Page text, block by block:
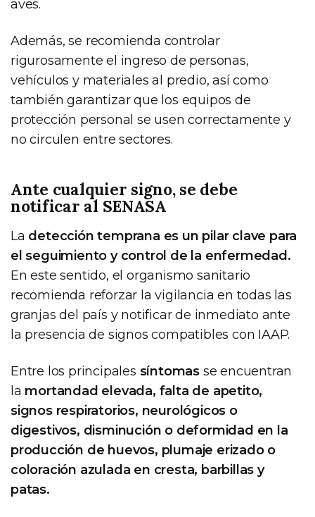
aves.
Además, se recomienda controlar
rigurosamente el ingreso de personas,
vehículos y materiales al predio, así como
también garantizar que los equipos de
protección personal se usen correctamente y
no circulen entre sectores.
Ante cualquier signo, se debe
notificar al SENASA
La detección temprana es un pilar clave para
el seguimiento y control de la enfermedad.
En este sentido, el organismo sanitario
recomienda reforzar la vigilancia en todas las
granjas del país y notificar de inmediato ante
la presencia de signos compatibles con IAAP.
Entre los principales síntomas se encuentran
la mortandad elevada, falta de apetito,
signos respiratorios, neurológicos o
digestivos, disminución o deformidad en la
producción de huevos, plumaje erizado o
coloración azulada en cresta, barbillas y
patas.